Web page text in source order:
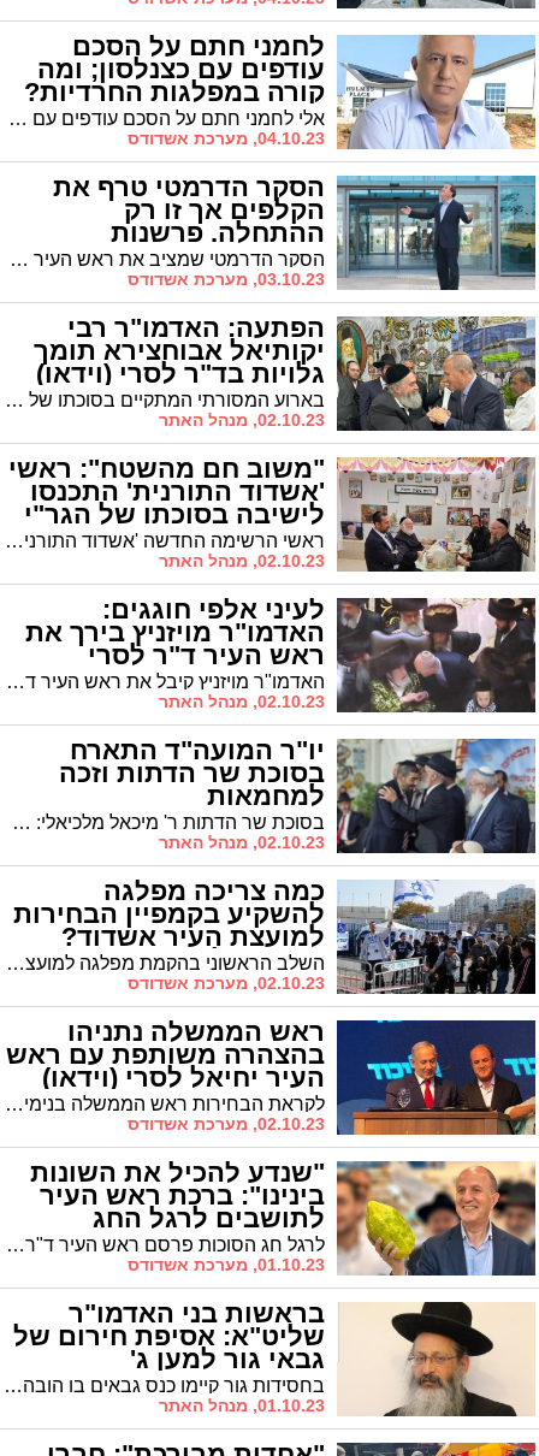
לחמני חתם על הסכם
עודפים עם כצנלסון; ומה
קורה במפלגות החרדיות?
אלי לחמני חתם על הסכם עודפים עם מפלגתו של שמעון כצנלסון. במפלגות החרדיות עדיין לא ברור האם ייחתם הסכם עודפים ביניהן
04.10.23, מערכת אשדודס
הסקר הדרמטי טרף את
הקלפים אך זו רק
ההתחלה. פרשנות
הסקר הדרמטי שמציב את ראש העיר ד"ר לסרי לראשונה על קו הניצחון כבר בסיבוב הראשון טורף את הקלפים לגורמים בסיעה המרכזית בזירה הארצית שבנו על סיבוב שני שלא יהיה רשום על שמם
03.10.23, מערכת אשדודס
הפתעה: האדמו"ר רבי
יקותיאל אבוחצירא תומך
גלויות בד"ר לסרי (וידאו)
בארוע המסורתי המתקיים בסוכתו של האדמו"ר רבי יקותיאל אבוחצירא שליט"א הרעיף האדמו"ר ברכות על ראשו שלראש העיר, ד"ר לסרי. "ברכת אבותינו מלווה אותו"
02.10.23, מנהל האתר
"משוב חם מהשטח": ראשי
'אשדוד התורנית' התכנסו
לישיבה בסוכתו של הגר"י
צוקר ראשי הרשימה החדשה 'אשדוד התורנית' התכנסו לישיבת עבודה חגיגית. "מקבלים משוב חם מהשטח. מקווים שיתורגם להצבעה מאסיבית"
02.10.23, מנהל האתר
לעיני אלפי חוגגים:
האדמו"ר מויזניץ בירך את
ראש העיר ד"ר לסרי
האדמו"ר מויזניץ קיבל את ראש העיר ד"ר לסרי ובירכו לעיני האלפים שצהלו בשמחת בית השואבה שהתקיימה אמש בקריית ויזניץ בבני ברק
02.10.23, מנהל האתר
יו"ר המועה"ד התארח
בסוכת שר הדתות וזכה
למחמאות
בסוכת שר הדתות ר' מיכאל מלכיאלי: הרב עובדיה דהן יו"ר המועצה הדתית לצידם של רבנים וראשי מועצות דתיות
02.10.23, מנהל האתר
כמה צריכה מפלגה
להשקיע בקמפיין הבחירות
למועצת העיר אשדוד?
ניתוח פוליטי מרתק השלב הראשוני בהקמת מפלגה למועצת העיר עוסק בבדיקת העלויות. בשורות הבאות ננתח מהי עלות קמפיין בחירות באשדוד, מהיכן הכסף ומהם הסעיפים שחובה לקחת בחשבון בקמפיין בחירות. כל הפרטים
02.10.23, מערכת אשדודס
ראש הממשלה נתניהו
בהצהרה משותפת עם ראש
העיר יחיאל לסרי (וידאו)
לקראת הבחירות ראש הממשלה בנימין נתניהו פרסם הצהרת תמיכה משותפת יחד עם ראש העיר ד"ר לסרי. צפו
02.10.23, מערכת אשדודס
"שנדע להכיל את השונות
בינינו": ברכת ראש העיר
לתושבים לרגל החג
לרגל חג הסוכות פרסם ראש העיר ד"ר לסרי את ברכתו לתושבי העיר בה הדגיש את השונות וגיוון האוכלוסיה המאפיינים את אשדוד ואמר: "השונות היא מקור הייחודיות שלנו כעם"
01.10.23, מערכת אשדודס
בראשות בני האדמו"ר
שליט"א: אסיפת חירום של
גבאי גור למען ג'
בחסידות גור קיימו כנס גבאים בו הובהר צו השעה: לפעול למען אגודת ישראל. "נוכיח שכוחה של אגו"י לא יפגע"
01.10.23, מנהל האתר